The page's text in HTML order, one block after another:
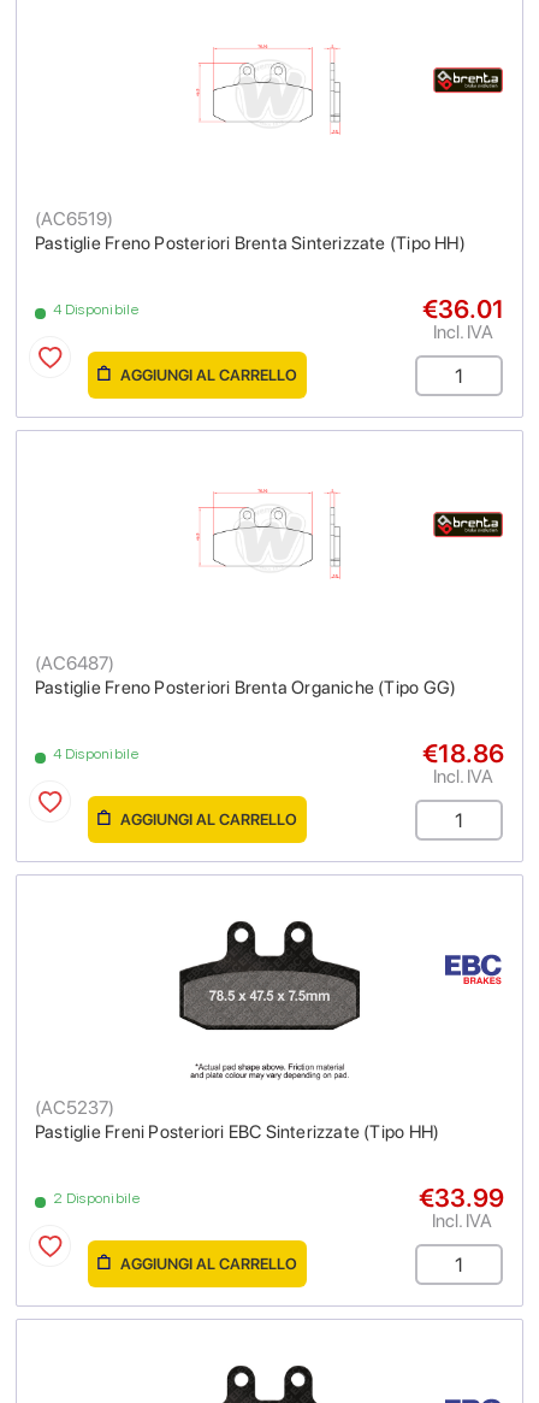
Pastiglie Freno Posteriori Brenta Sinterizzate (Tipo HH)
(AC6519)
4 Disponibile €36.01
Incl. IVA
AGGIUNGI AL CARRELLO
Pastiglie Freno Posteriori Brenta Organiche (Tipo GG)
(AC6487)
4 Disponibile €18.86
Incl. IVA
AGGIUNGI AL CARRELLO
Pastiglie Freni Posteriori EBC Sinterizzate (Tipo HH)
(AC5237)
2 Disponibile €33.99
Incl. IVA
AGGIUNGI AL CARRELLO